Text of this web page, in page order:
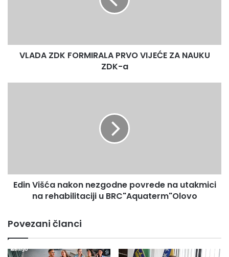
a
VLADA ZDK FORMIRALA PRVO VIJEĆE ZA NAUKU
ZDK-a
rehabilitaciji
BRC"Aquaterm"Olovo
Edin Višća nakon nezgodne povrede na utakmici
na rehabilitaciji u BRC"Aquaterm"Olovo
Povezani članci